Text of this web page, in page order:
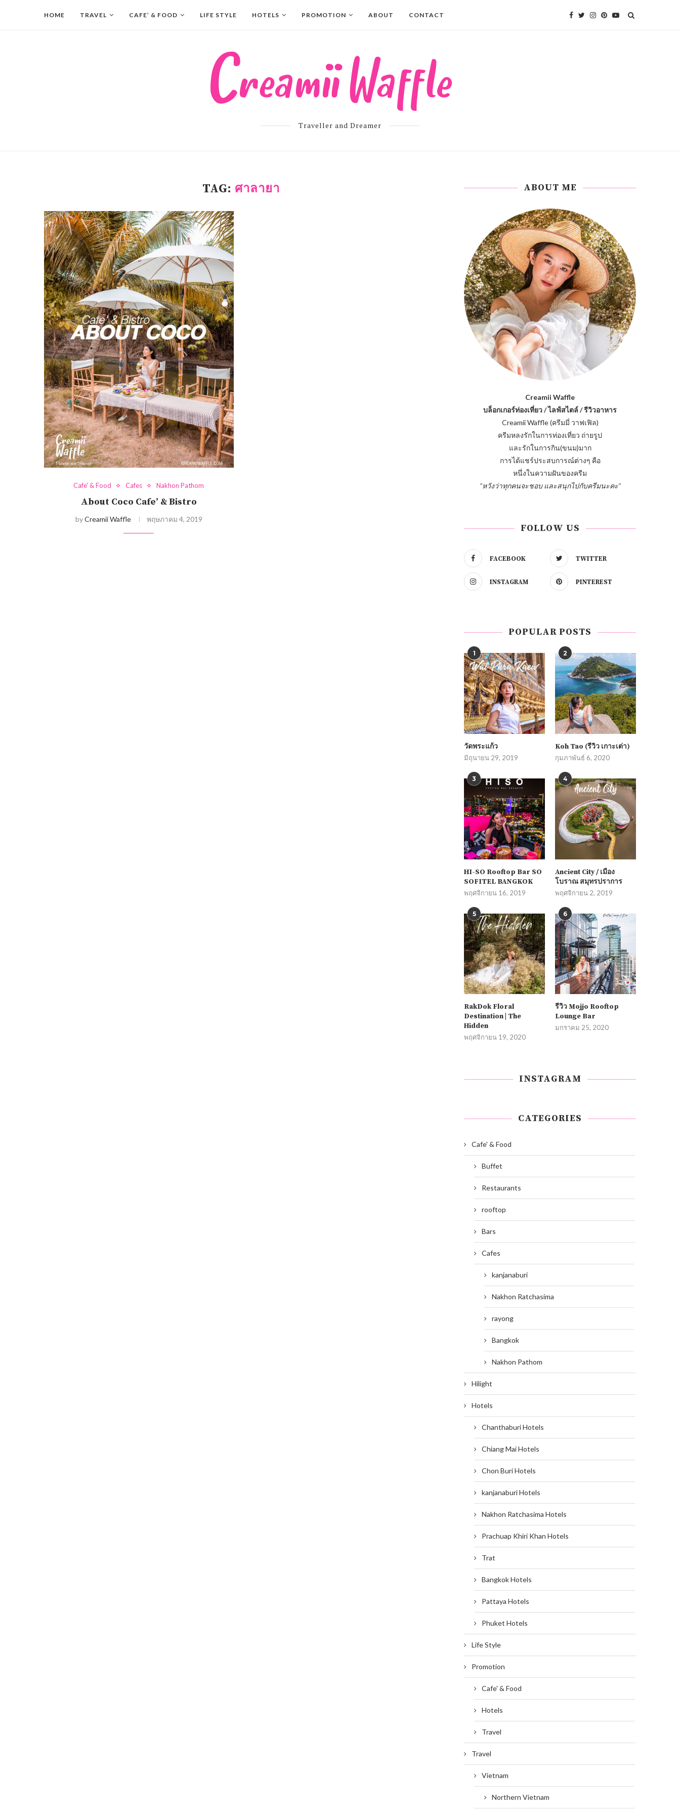
HOME TRAVEL CAFE’ & FOOD LIFE STYLE HOTELS PROMOTION ABOUT CONTACT
Traveller and Dreamer
TAG: ศาลายา
Cafe' & Food Cafes Nakhon Pathom
About Coco Cafe’ & Bistro
byCreamii Waffle พฤษภาคม 4, 2019
ABOUT ME
Creamii Waffle
บล็อกเกอร์ท่องเที่ยว / ไลฟ์สไตล์ / รีวิวอาหาร
Creamii Waffle (ครีมมี่ วาฟเฟิล)
ครีมหลงรักในการท่องเที่ยว ถ่ายรูป
และรักในการกิน(ขนม)มาก
การได้แชร์ประสบการณ์ต่างๆ คือ
หนึ่งในความฝันของครีม
"หวังว่าทุกคนจะชอบ และสนุกไปกับครีมนะคะ"
FOLLOW US
FACEBOOK TWITTER
INSTAGRAM PINTEREST
POPULAR POSTS
1
วัดพระแก้ว
มิถุนายน 29, 2019
2
Koh Tao (รีวิว เกาะเต่า)
กุมภาพันธ์ 6, 2020
3
HI-SO Rooftop Bar SO
SOFITEL BANGKOK
พฤศจิกายน 16, 2019
4
Ancient City / เมือง
โบราณ สมุทรปราการ
พฤศจิกายน 2, 2019
5
RakDok Floral
Destination | The
Hidden
พฤศจิกายน 19, 2020
6
รีวิว Mojjo Rooftop
Lounge Bar
มกราคม 25, 2020
INSTAGRAM
CATEGORIES
Cafe' & Food
Buffet
Restaurants
rooftop
Bars
Cafes
kanjanaburi
Nakhon Ratchasima
rayong
Bangkok
Nakhon Pathom
Hilight
Hotels
Chanthaburi Hotels
Chiang Mai Hotels
Chon Buri Hotels
kanjanaburi Hotels
Nakhon Ratchasima Hotels
Prachuap Khiri Khan Hotels
Trat
Bangkok Hotels
Pattaya Hotels
Phuket Hotels
Life Style
Promotion
Cafe' & Food
Hotels
Travel
Travel
Vietnam
Northern Vietnam